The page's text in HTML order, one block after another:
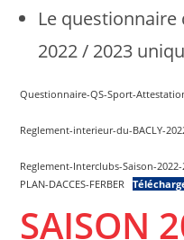
Le questionnaire
2022 / 2023
Questionnaire-QS-Sport-
Reglement-interieur-du-BACLY-
Reglement-Interclubs-Saison-2022-
PLAN-DACCES-FERBER
SAISON